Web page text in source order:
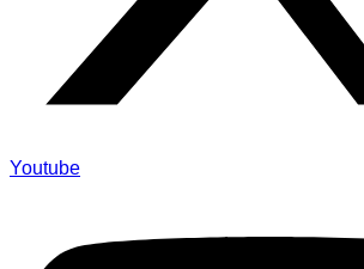
Youtube